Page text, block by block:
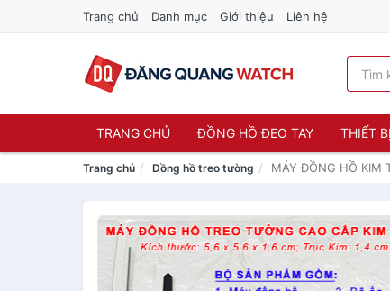
Trang chủ Danh mục Giới thiệu Liên hệ
TRANG CHỦ ĐỒNG HỒ ĐEO TAY THIẾT
Trang chủ Đồng hồ treo tường MÁY ĐỒNG HỒ KIM